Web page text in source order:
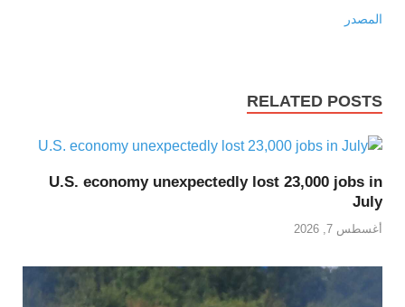
المصدر
RELATED POSTS
U.S. economy unexpectedly lost 23,000 jobs in
July
أغسطس 7, 2026